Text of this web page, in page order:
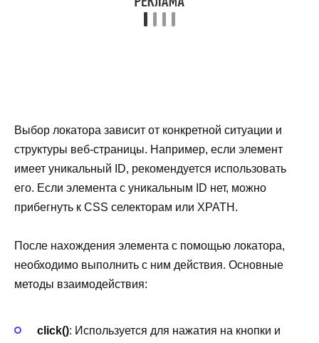
Выбор локатора зависит от конкретной ситуации и
структуры веб-страницы. Например, если элемент
имеет уникальный ID, рекомендуется использовать
его. Если элемента с уникальным ID нет, можно
прибегнуть к CSS селекторам или XPATH.
После нахождения элемента с помощью локатора,
необходимо выполнить с ним действия. Основные
методы взаимодействия:
click(): Используется для нажатия на кнопки и